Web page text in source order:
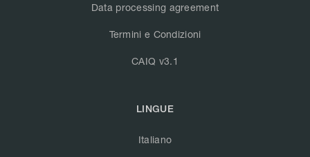
Data processing agreement
Termini e Condizioni
CAIQ v3.1
LINGUE
Italiano